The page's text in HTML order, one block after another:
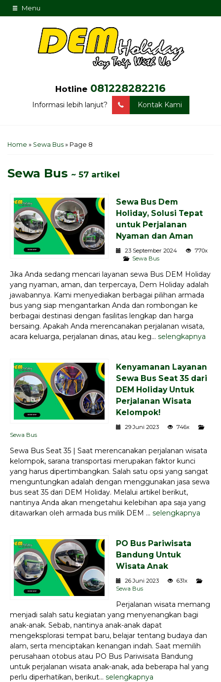
Menu
Hotline 081228282216
Informasi lebih lanjut? Kontak Kami
Home » Sewa Bus » Page 8
Sewa Bus ~ 57 artikel
Sewa Bus Dem
Holiday, Solusi Tepat
untuk Perjalanan
Nyaman dan Aman
23 September 2024
770x
Sewa Bus
Jika Anda sedang mencari layanan sewa Bus DEM Holiday
yang nyaman, aman, dan terpercaya, Dem Holiday adalah
jawabannya. Kami menyediakan berbagai pilihan armada
bus yang siap mengantarkan Anda dan rombongan ke
berbagai destinasi dengan fasilitas lengkap dan harga
bersaing. Apakah Anda merencanakan perjalanan wisata,
acara keluarga, perjalanan dinas, atau keg... selengkapnya
Kenyamanan Layanan
Sewa Bus Seat 35 dari
DEM Holiday Untuk
Perjalanan Wisata
Kelompok!
29 Juni 2023
746x
Sewa Bus
Sewa Bus Seat 35 | Saat merencanakan perjalanan wisata
kelompok, sarana transportasi merupakan faktor kunci
yang harus dipertimbangkan. Salah satu opsi yang sangat
menguntungkan adalah dengan menggunakan jasa sewa
bus seat 35 dari DEM Holiday. Melalui artikel berikut,
nantinya Anda akan mengetahui kelebihan apa saja yang
ditawarkan oleh armada bus milik DEM ... selengkapnya
PO Bus Pariwisata
Bandung Untuk
Wisata Anak
26 Juni 2023
631x
Sewa Bus
Perjalanan wisata memang
menjadi salah satu kegiatan yang menyenangkan bagi
anak-anak. Sebab, nantinya anak-anak dapat
mengeksplorasi tempat baru, belajar tentang budaya dan
alam, serta menciptakan kenangan indah. Saat memilih
perusahaan otobus atau PO Bus Pariwisata Bandung
untuk perjalanan wisata anak-anak, ada beberapa hal yang
perlu diperhatikan, berikut... selengkapnya